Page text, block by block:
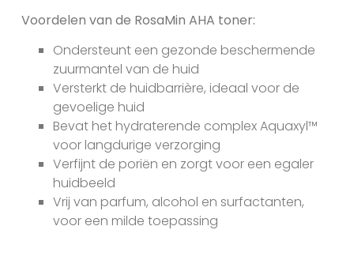
Voordelen van de RosaMin AHA toner:
Ondersteunt een gezonde beschermende
zuurmantel van de huid
Versterkt de huidbarrière, ideaal voor de
gevoelige huid
Bevat het hydraterende complex Aquaxyl™
voor langdurige verzorging
Verfijnt de poriën en zorgt voor een egaler
huidbeeld
Vrij van parfum, alcohol en surfactanten,
voor een milde toepassing